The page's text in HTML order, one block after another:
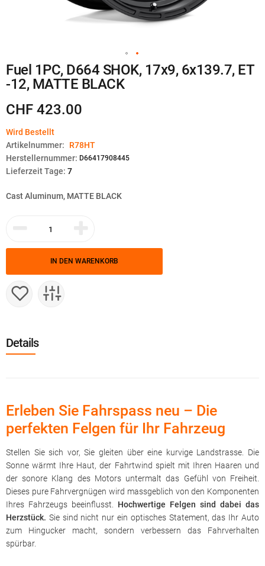
Zum
Anfang
der
Bildgalerie
Fuel 1PC, D664 SHOK, 17x9, 6x139.7, ET
-12, MATTE BLACK
CHF 423.00
Wird Bestellt
Artikelnummer:
R78HT
Herstellernummer: D66417908445
Lieferzeit Tage: 7
Cast Aluminum, MATTE BLACK
IN DEN WARENKORB
Details
Erleben Sie Fahrspass neu – Die
perfekten Felgen für Ihr Fahrzeug
Stellen Sie sich vor, Sie gleiten über eine kurvige Landstrasse. Die
Sonne wärmt Ihre Haut, der Fahrtwind spielt mit Ihren Haaren und
der sonore Klang des Motors untermalt das Gefühl von Freiheit.
Dieses pure Fahrvergnügen wird massgeblich von den Komponenten
Ihres Fahrzeugs beeinflusst. Hochwertige Felgen sind dabei das
Herzstück. Sie sind nicht nur ein optisches Statement, das Ihr Auto
zum Hingucker macht, sondern verbessern das Fahrverhalten
spürbar.